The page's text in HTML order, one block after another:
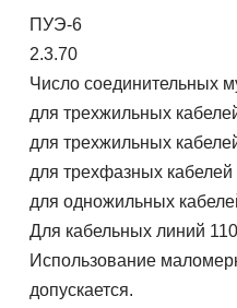
ПУЭ-6
2.3.70
Число соединительных
для трехжильных
для трехжильных
для трехфазных
для одножильных
Для кабельных линий
Использование
допускается.